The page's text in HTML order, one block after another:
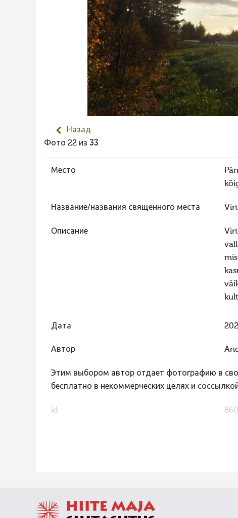
Назад
Фото 22 из 33
Место
Название/названия священного места
Описание
Дата
Автор
Этим выбором автор отдает фотографию в
бесплатно в некоммерческих целях и
id